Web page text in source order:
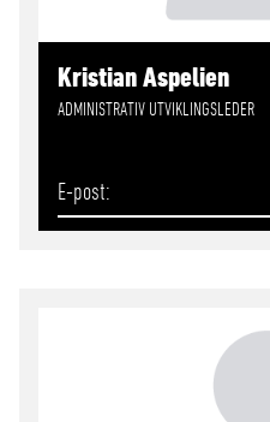
Kristian Aspelien
ADMINISTRATIV UTVIKLINGSLEDER
E-post